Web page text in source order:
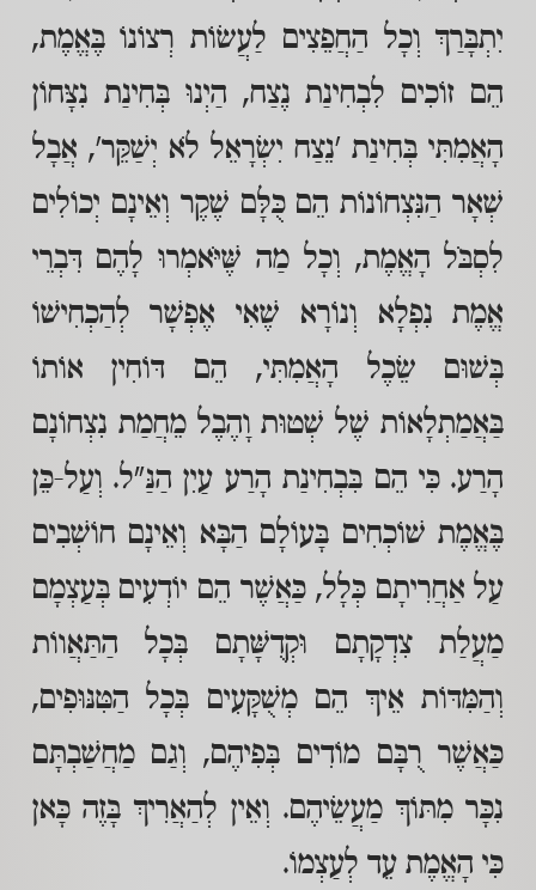
יִתְבָּרַךְ וְכָל הַחֲפֵצִים לַעֲשׂוֹת רְצוֹנוֹ בֶּאֱמֶת,
הֵם זוֹכִים לִבְחִינַת נֶצַח, הַיְנוּ בְּחִינַת נִצָּחוֹן
הָאֲמִתִּי בְּחִינַת 'נֵצַח יִשְׂרָאֵל לֹא יְשַׁקֵּר', אֲבָל
שְׁאָר הַנִּצְחוֹנוֹת הֵם כֻּלָּם שֶׁקֶר וְאֵינָם יְכוֹלִים
לִסְבֹּל הָאֱמֶת, וְכָל מַה שֶּׁיֹּאמְרוּ לָהֶם דִּבְרֵי
אֱמֶת נִפְלָא וְנוֹרָא שֶׁאִי אֶפְשָׁר לְהַכְחִישׁוֹ
בְּשׁוּם שֵׂכֶל הָאֲמִתִּי, הֵם דּוֹחִין אוֹתוֹ
בַּאֲמַתְלָאוֹת שֶׁל שְׁטוּת וָהֶבֶל מֵחֲמַת נִצְחוֹנָם
הָרַע. כִּי הֵם בִּבְחִינַת הָרַע עַיִן הַנַּ"ל. וְעַל-כֵּן
בֶּאֱמֶת שׁוֹכְחִים בָּעוֹלָם הַבָּא וְאֵינָם חוֹשְׁבִים
עַל אַחֲרִיתָם כְּלָל, כַּאֲשֶׁר הֵם יוֹדְעִים בְּעַצְמָם
מַעֲלַת צִדְקָתָם וּקְדֻשָּׁתָם בְּכָל הַתַּאֲווֹת
וְהַמִּדּוֹת אֵיךְ הֵם מְשֻׁקָּעִים בְּכָל הַטִּנּוּפִים,
כַּאֲשֶׁר רֻבָּם מוֹדִים בְּפִיהֶם, וְגַם מַחֲשַׁבְתָּם
נִכָּר מִתּוֹךְ מַעֲשֵׂיהֶם. וְאֵין לְהַאֲרִיךְ בָּזֶה כָּאן
כִּי הָאֱמֶת עֵד לְעַצְמוֹ.